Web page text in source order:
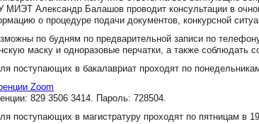
МИЭТ Александр Балашов проводит консультации в
о процедуре подачи документов, конкурсной
по будням по предварительной записи по
маску и одноразовые перчатки, а также соблюдать
поступающих в бакалавриат проходят по
Zoom
829 3506 3414. Пароль: 728504.
поступающих в магистратуру проходят по пятницам в